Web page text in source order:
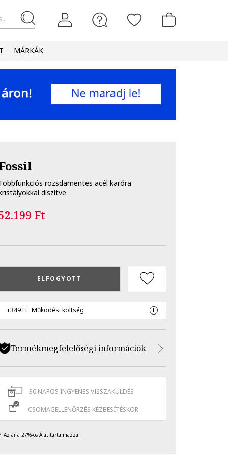
MÁRKÁK
rozsdamentes acél karóra
díszítve
Ft
ELFOGYOTT
+349 Ft Működési költség
Termékmegfelelőségi információk
30 NAPOS INGYENES VISSZAKÜLDÉS
CSOMAGELLENŐRZÉS KÉZBESÍTÉSKOR
Az ár a 27%-os Áfát tartalmazza